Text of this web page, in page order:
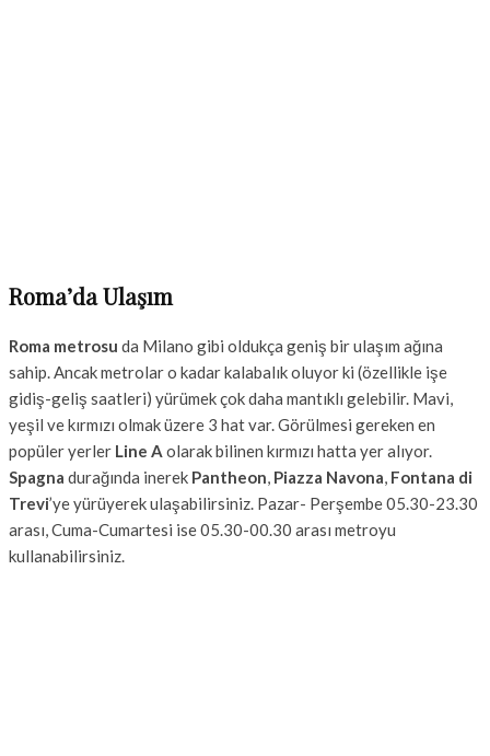
Roma’da Ulaşım
Roma metrosu da Milano gibi oldukça geniş bir ulaşım ağına
sahip. Ancak metrolar o kadar kalabalık oluyor ki (özellikle işe
gidiş-geliş saatleri) yürümek çok daha mantıklı gelebilir. Mavi,
yeşil ve kırmızı olmak üzere 3 hat var. Görülmesi gereken en
popüler yerler Line A olarak bilinen kırmızı hatta yer alıyor.
Spagna durağında inerek Pantheon Piazza Navona Fontana di
Trevi’ye yürüyerek ulaşabilirsiniz. Pazar- Perşembe 05.30-23.30
arası, Cuma-Cumartesi ise 05.30-00.30 arası metroyu
kullanabilirsiniz.